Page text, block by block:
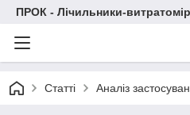
ПРОК - Лічильники-
Статті Аналіз